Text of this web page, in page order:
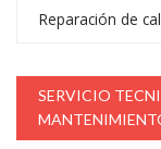
Reparación de
SERVICIO